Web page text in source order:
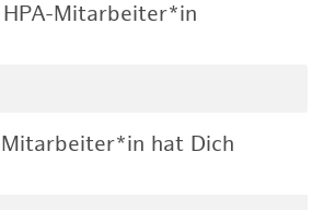
Mitarbeiter*in
hat Dich